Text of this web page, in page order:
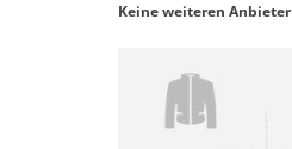
Keine weiteren Anbieter